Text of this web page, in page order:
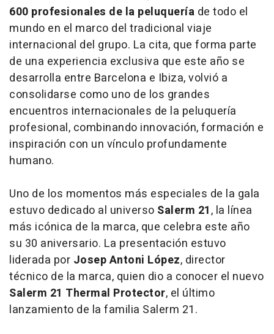
600 profesionales de la peluquería de todo el
mundo en el marco del tradicional viaje
internacional del grupo. La cita, que forma parte
de una experiencia exclusiva que este año se
desarrolla entre Barcelona e Ibiza, volvió a
consolidarse como uno de los grandes
encuentros internacionales de la peluquería
profesional, combinando innovación, formación e
inspiración con un vínculo profundamente
humano.
Uno de los momentos más especiales de la gala
estuvo dedicado al universo Salerm 21, la línea
más icónica de la marca, que celebra este año
su 30 aniversario. La presentación estuvo
liderada por Josep Antoni López, director
técnico de la marca, quien dio a conocer el nuevo
Salerm 21 Thermal Protector, el último
lanzamiento de la familia Salerm 21.